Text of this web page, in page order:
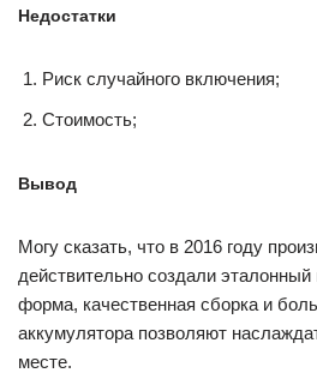
Недостатки
Риск случайного включения;
Стоимость;
Вывод
Могу сказать, что в 2016 году
действительно создали
форма, качественная сборка и
аккумулятора позволяют
месте.